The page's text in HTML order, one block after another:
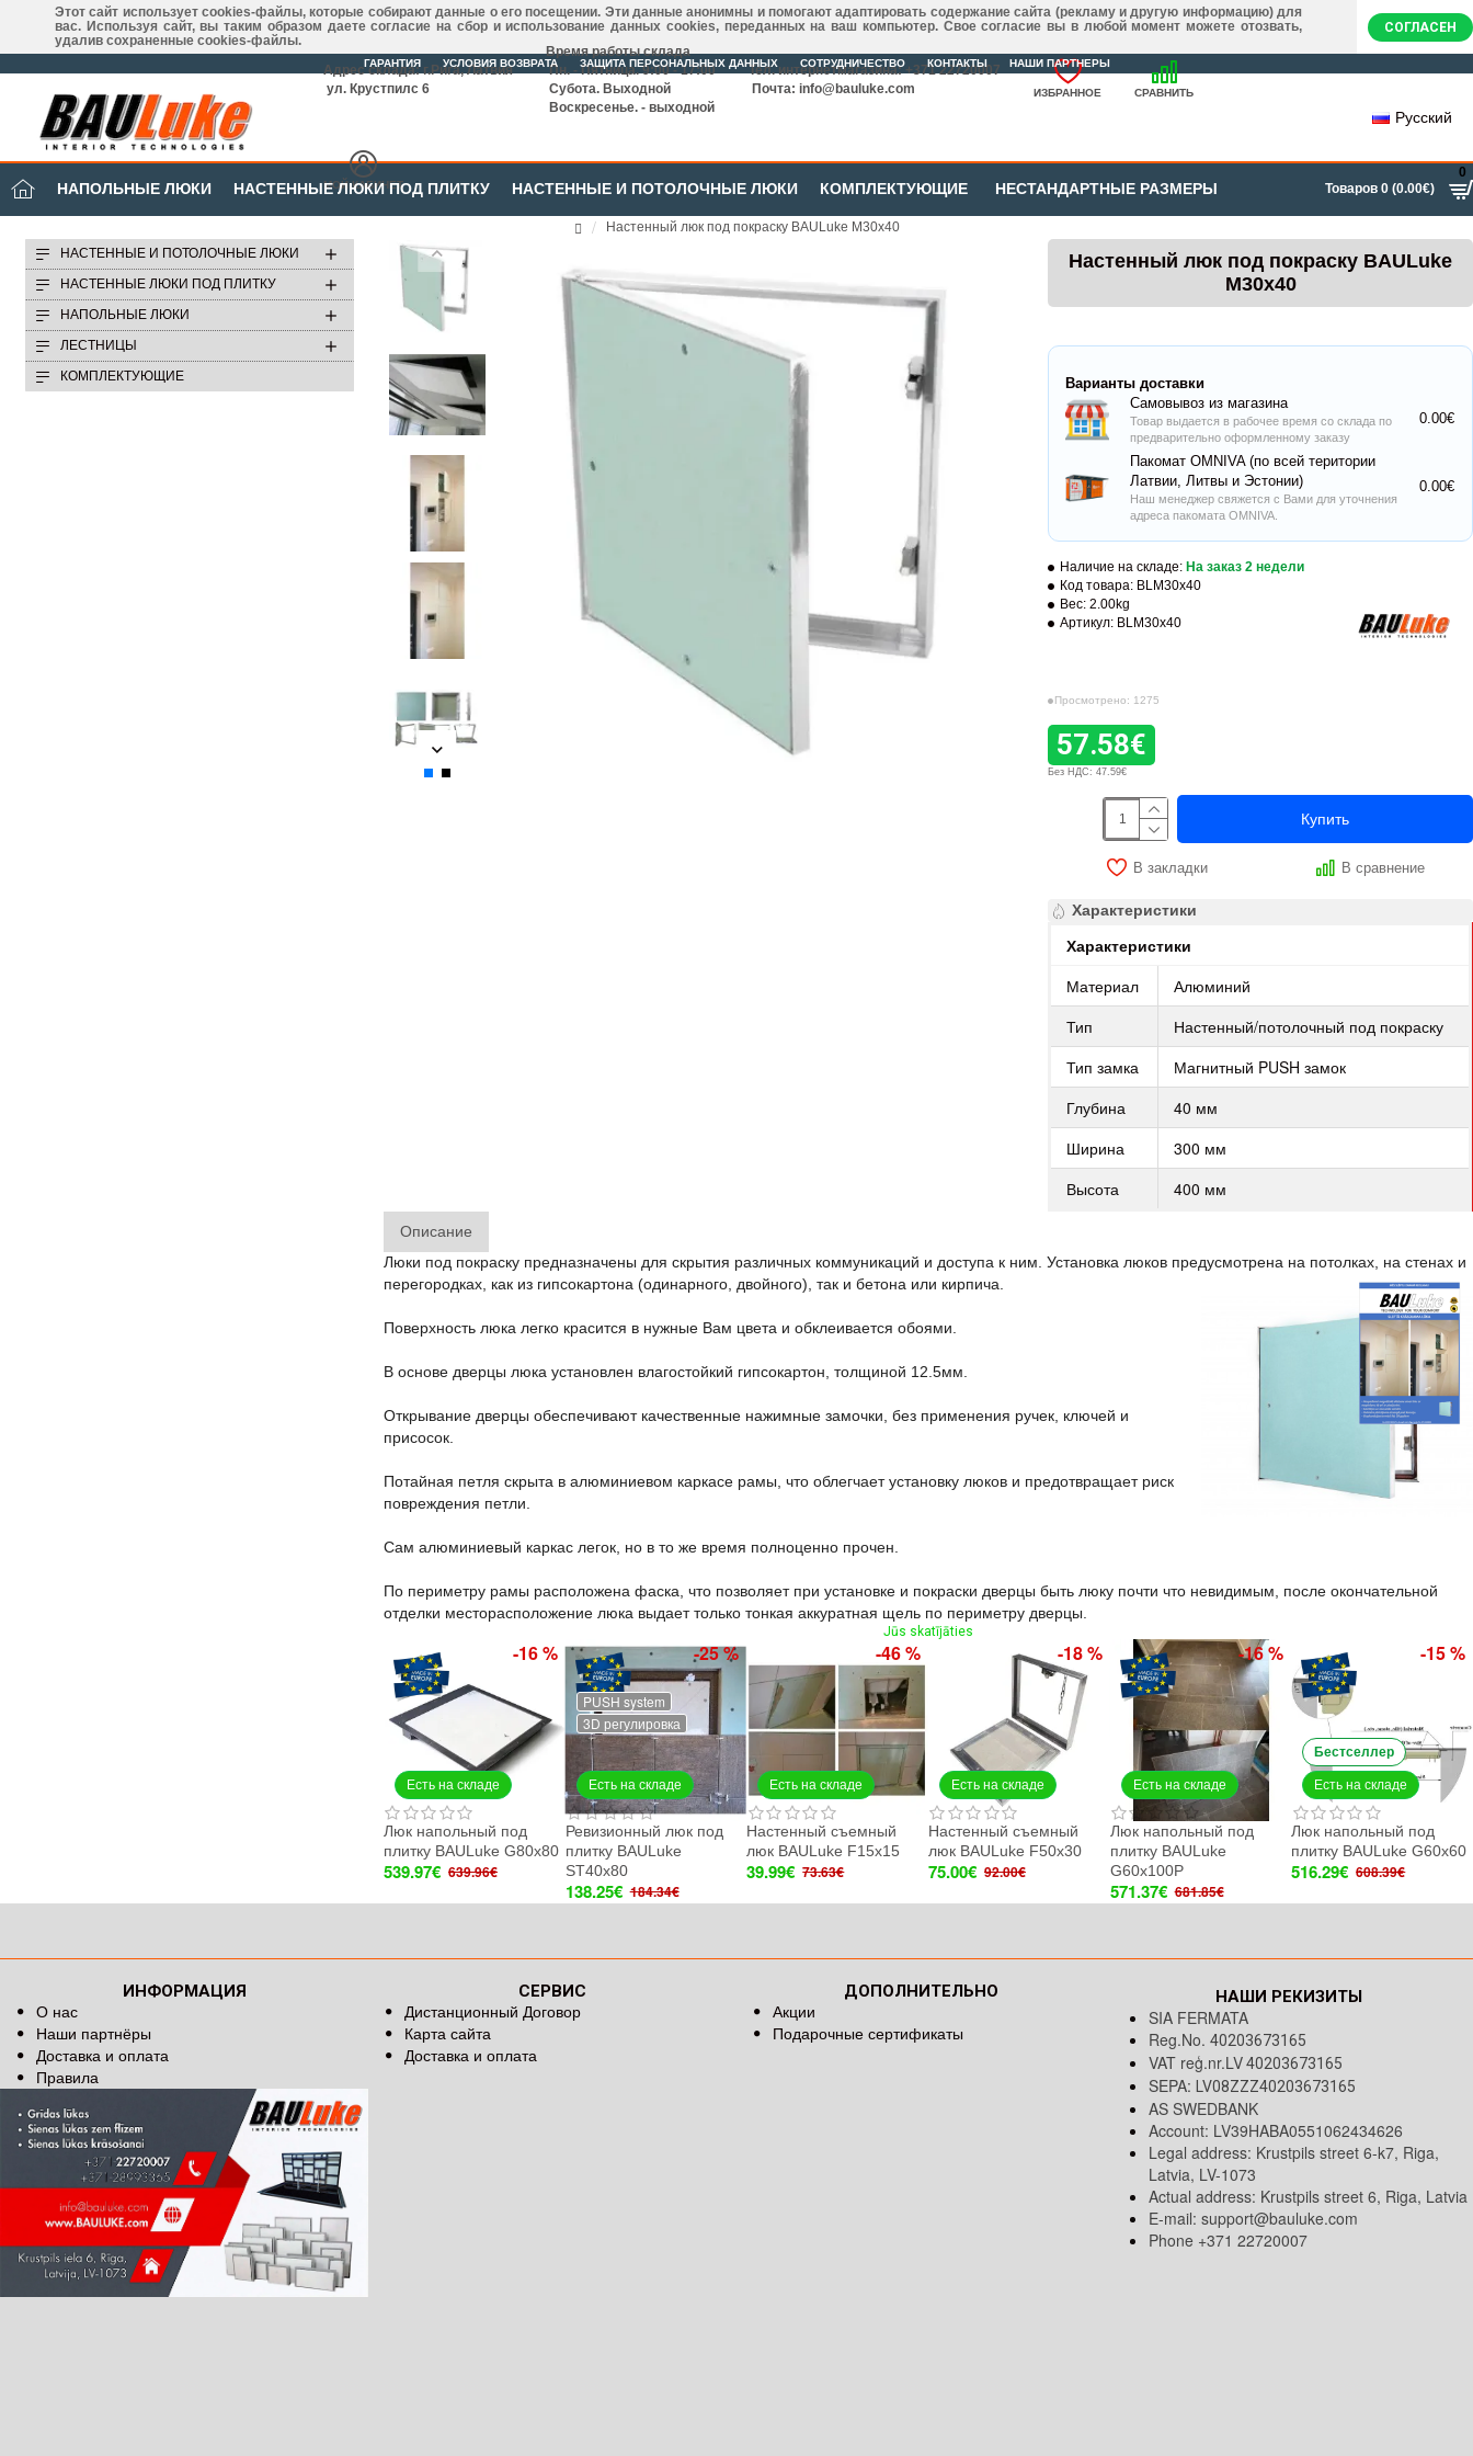
Этот сайт использует cookies-файлы, которые собирают данные о его посещении. Эти данные анонимны и помогают адаптировать содержание сайта (рекламу и другую информацию) для
вас. Используя сайт, вы таким образом даете согласие на сбор и использование данных cookies, переданных на ваш компьютер. Свое согласие вы в любой момент можете отозвать,
удалив сохраненные cookies-файлы.
СОГЛАСЕН
ГАРАНТИЯ УСЛОВИЯ ВОЗВРАТА ЗАЩИТА ПЕРСОНАЛЬНЫХ ДАННЫХ СОТРУДНИЧЕСТВО КОНТАКТЫ НАШИ ПАРТНЕРЫ
Адрес склада: г.Рига, Латвия
ул. Крустпилс 6
Время работы склада
Пн. - Пятница. 9:00 - 17:00
Субота. Выходной
Воскресенье. - выходной
Тел. интернетмагазина: +371 22720007
Почта: info@bauluke.com ИЗБРАННОЕ СРАВНИТЬ
МОЙ КАБИНЕТ
Русский
НАПОЛЬНЫЕ ЛЮКИ НАСТЕННЫЕ ЛЮКИ ПОД ПЛИТКУ НАСТЕННЫЕ И ПОТОЛОЧНЫЕ ЛЮКИ КОМПЛЕКТУЮЩИЕ НЕСТАНДАРТНЫЕ РАЗМЕРЫ Товаров 0 (0.00€)
0
Настенный люк под покраску BAULuke M30x40
НАСТЕННЫЕ И ПОТОЛОЧНЫЕ ЛЮКИ
НАСТЕННЫЕ ЛЮКИ ПОД ПЛИТКУ
НАПОЛЬНЫЕ ЛЮКИ
ЛЕСТНИЦЫ
КОМПЛЕКТУЮЩИЕ
Настенный люк под покраску BAULuke
M30x40
Наличие на складе: На заказ 2 недели
Код товара: BLM30x40
Вес: 2.00kg
Артикул: BLM30x40
Просмотрено: 1275
57.58€
Без НДС: 47.59€
Варианты доставки
Самовывоз из магазина
Товар выдается в рабочее время со склада по
предварительно оформленному заказу
0.00€
Пакомат OMNIVA (по всей територии
Латвии, Литвы и Эстонии)
Наш менеджер свяжется с Вами для уточнения
адреса пакомата OMNIVA.
0.00€
Купить
В закладки В сравнение
Характеристики
Характеристики
Материал
Алюминий
Тип
Настенный/потолочный под покраску
Тип замка
Магнитный PUSH замок
Глубина
40 мм
Ширина
300 мм
Высота
400 мм
Описание
Люки под покраску предназначены для скрытия различных коммуникаций и доступа к ним. Установка люков предусмотрена на потолках, на стенах и
перегородках, как из гипсокартона (одинарного, двойного), так и бетона или кирпича.
Поверхность люка легко красится в нужные Вам цвета и обклеивается обоями.
В основе дверцы люка установлен влагостойкий гипсокартон, толщиной 12.5мм.
Открывание дверцы обеспечивают качественные нажимные замочки, без применения ручек, ключей и
присосок.
Потайная петля скрыта в алюминиевом каркасе рамы, что облегчает установку люков и предотвращает риск
повреждения петли.
Сам алюминиевый каркас легок, но в то же время полноценно прочен.
По периметру рамы расположена фаска, что позволяет при установке и покраски дверцы быть люку почти что невидимым, после окончательной
отделки месторасположение люка выдает только тонкая аккуратная щель по периметру дверцы.
Jūs skatījāties
Есть на складе
-16 %
Люк напольный под
плитку BAULuke G80x80
539.97€ 639.96€
PUSH system
Есть на складе
3D регулировка
-25 %
Ревизионный люк под
плитку BAULuke
ST40x80
138.25€ 184.34€
Есть на складе
-46 %
Настенный съемный
люк BAULuke F15x15
39.99€ 73.63€
Есть на складе
-18 %
Настенный съемный
люк BAULuke F50x30
75.00€ 92.00€
Есть на складе
-16 %
Люк напольный под
плитку BAULuke
G60x100P
571.37€ 681.85€
Есть на складе
Бестселлер
-15 %
Люк напольный под
плитку BAULuke G60x60
516.29€ 608.39€
ИНФОРМАЦИЯ
О нас
Наши партнёры
Доставка и оплата
Правила
СЕРВИС
Дистанционный Договор
Карта сайта
Доставка и оплата
ДОПОЛНИТЕЛЬНО
Акции
Подарочные сертификаты
НАШИ РЕКИЗИТЫ
SIA FERMATA
Reg.No. 40203673165
VAT reģ.nr.LV40203673165
SEPA: LV08ZZZ40203673165
AS SWEDBANK
Account: LV39HABA0551062434626
Legal address: Krustpils street 6-k7, Riga,
Latvia, LV-1073
Actual address: Krustpils street 6, Riga, Latvia
E-mail: support@bauluke.com
Phone +371 22720007